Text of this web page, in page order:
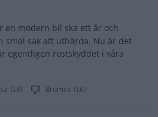
en modern bil ska ett år och
smal sak att uthärda. Nu är det
egentligen rostskyddet i våra
(18) Bromsa (16)